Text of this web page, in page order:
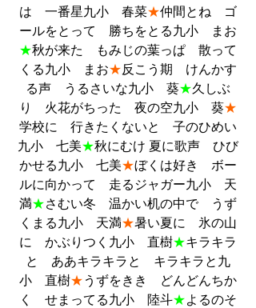
は　一番星九小　春菜★仲間とね　ゴ
ールをとって　勝ちをとる九小　まお
★秋が来た　もみじの葉っぱ　散って
くる九小　まお★反こう期　けんかす
る声　うるさいな九小　葵★久しぶ
り　火花がちった　夜の空九小　葵★
学校に　行きたくないと　子のひめい
九小　七美★秋にむけ 夏に歌声　ひび
かせる九小　七美★ぼくは好き　ボー
ルに向かって　走るジャガー九小　天
満★さむい冬　温かい机の中で　うず
くまる九小　天満★暑い夏に　氷の山
に　かぶりつく九小　直樹★キラキラ
と　ああキラキラと　キラキラと九
小　直樹★ うずをきき　どんどんちか
く　せまってる九小　陸斗★よるのそ